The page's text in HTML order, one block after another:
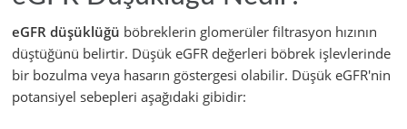
eGFR düşüklüğü böbreklerin glomerüler filtrasyon hızının
düştüğünü belirtir. Düşük eGFR değerleri böbrek işlevlerinde
bir bozulma veya hasarın göstergesi olabilir. Düşük eGFR'nin
potansiyel sebepleri aşağıdaki gibidir: